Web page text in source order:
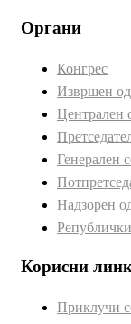
Органи
Конгрес
Извршен
Централен
Генерален
Надзорен
Корисни
Приклучи